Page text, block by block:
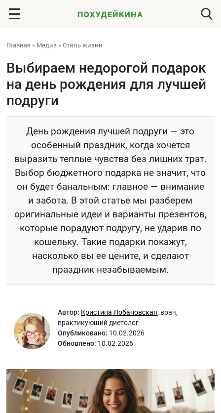
Главная » Медиа »Стиль жизни
Выбираем недорогой подарок
на день рождения для лучшей
подруги
День рождения лучшей подруги — это
особенный праздник, когда хочется
выразить теплые чувства без лишних трат.
Выбор бюджетного подарка не значит, что
он будет банальным: главное — внимание
и забота. В этой статье мы разберем
оригинальные идеи и варианты презентов,
которые порадуют подругу, не ударив по
кошельку. Такие подарки покажут,
насколько вы ее цените, и сделают
праздник незабываемым.
Автор: Кристина Лобановская, врач,
практикующий диетолог
Опубликовано: 10.02.2026
Обновлено: 10.02.2026